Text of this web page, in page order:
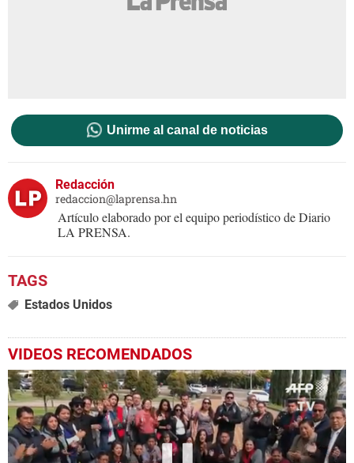
Unirme al canal de noticias
Redacción
redaccion@laprensa.hn
Artículo elaborado por el equipo periodístico de Diario
LA PRENSA.
Estados Unidos
VIDEOS RECOMENDADOS